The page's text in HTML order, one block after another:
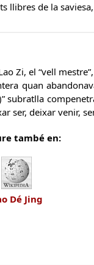
llibres de la
Zi, el “vell
quan
subratlla
ser, deixar venir,
també en:
Dé Jing